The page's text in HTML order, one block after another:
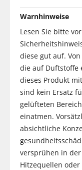
Warnhinweise
Lesen Sie bitte
diese gut auf.
die auf Duftstoffe
dieses Produkt
sind kein Ersatz
gelüfteten
einatmen.
absichtliche
versprühen in der
Hitzequellen